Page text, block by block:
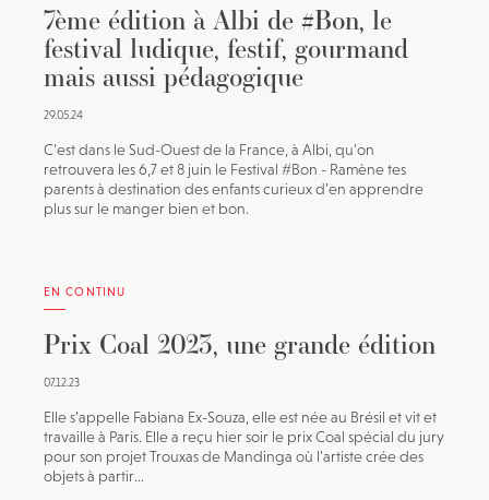
7ème édition à Albi de #Bon, le
festival ludique, festif, gourmand
mais aussi pédagogique
29.05.24
C’est dans le Sud-Ouest de la France, à Albi, qu’on
retrouvera les 6,7 et 8 juin le Festival #Bon - Ramène tes
parents à destination des enfants curieux d’en apprendre
plus sur le manger bien et bon.
EN CONTINU
Prix Coal 2023, une grande édition
07.12.23
Elle s’appelle Fabiana Ex-Souza, elle est née au Brésil et vit et
travaille à Paris. Elle a reçu hier soir le prix Coal spécial du jury
pour son projet Trouxas de Mandinga où l’artiste crée des
objets à partir...